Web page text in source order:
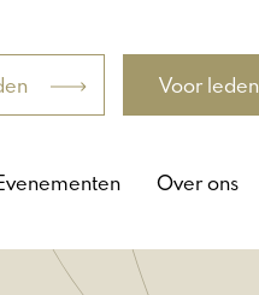
Voor leden
Over ons